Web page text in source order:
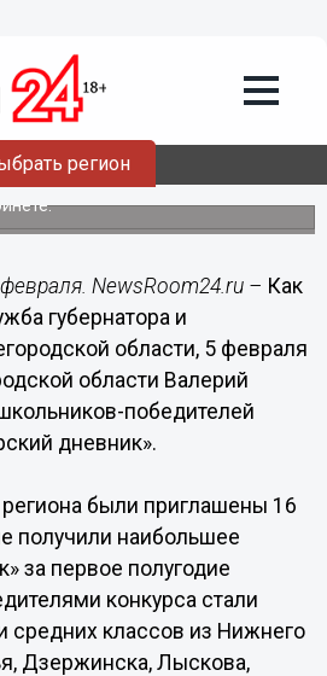
регион
расписался в
отличников
дневник»
Нижегородской области и
NewsRoom24.ru – Как
губернатора и
области, 5 февраля
области Валерий
победителей
дневник».
региона были приглашены 16
получили наибольшее
за первое полугодие
конкурса стали
средних классов из Нижнего
Дзержинска, Лыскова,